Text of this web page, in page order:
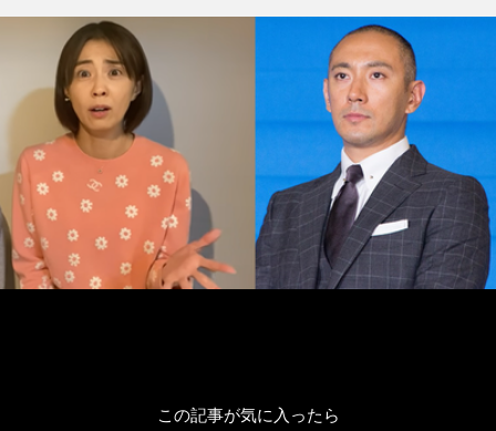
この記事が気に入ったら